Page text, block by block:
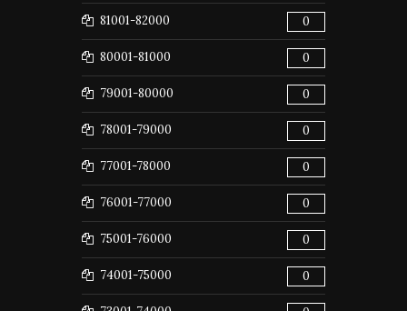
81001-82000 0
80001-81000 0
79001-80000 0
78001-79000 0
77001-78000 0
76001-77000 0
75001-76000 0
74001-75000 0